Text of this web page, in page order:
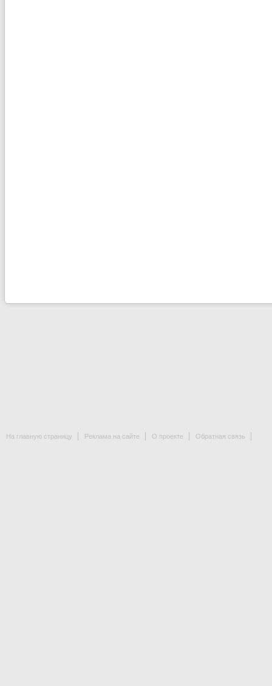
На главную страницу Реклама на сайте О проекте Обратная связь